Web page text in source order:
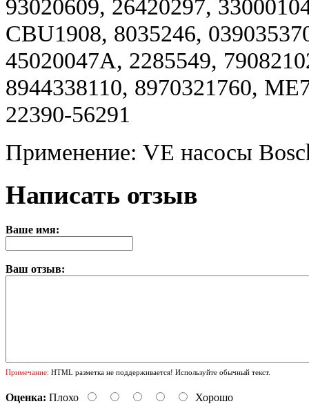
93020609, 26420297,
CBU1908, 8035246,
45020047A, 2285549,
8944338110, 8970321760,
22390-56291
Применение: VE насосы
Написать отзыв
Ваше имя:
Ваш отзыв:
Примечание: HTML разметка не поддерживается! Используйте обычный текст.
Оценка: Плохо Хорошо